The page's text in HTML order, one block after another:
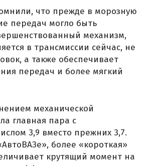
что прежде в морозную
передач могло быть
механизм,
в трансмиссии сейчас, не
а также обеспечивает
передач и более мягкий
механической
главная пара с
3,9 вместо прежних 3,7.
более «короткая»
крутящий момент на